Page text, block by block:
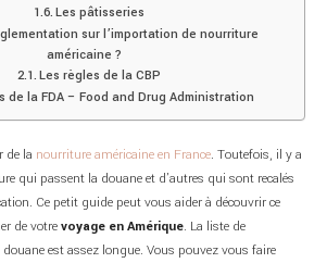
Les pâtisseries
sur l’importation de nourriture
américaine ?
Les règles de la CBP
de la FDA – Food and Drug Administration
de la nourriture américaine en France. Toutefois, il y a
qui passent la douane et d’autres qui sont recalés
Ce petit guide peut vous aider à découvrir ce
de votrevoyage en Amérique. La liste de
est assez longue. Vous pouvez vous faire